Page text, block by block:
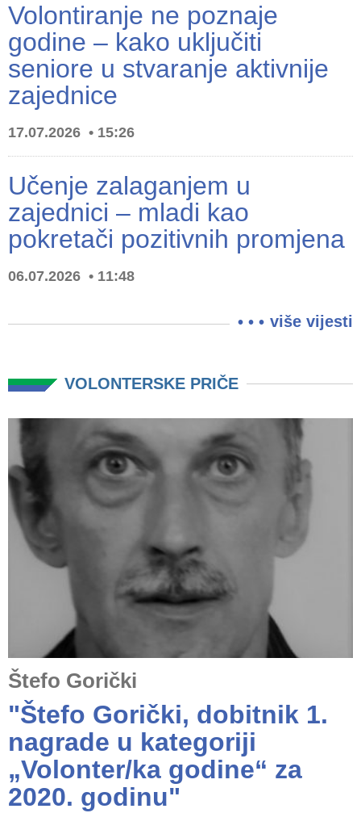
Volontiranje ne poznaje
godine – kako uključiti
seniore u stvaranje aktivnije
zajednice
17.07.2026 15:26
Učenje zalaganjem u
zajednici – mladi kao
pokretači pozitivnih promjena
06.07.2026 11:48
više vijesti
VOLONTERSKE PRIČE
Štefo Gorički
"Štefo Gorički, dobitnik 1.
nagrade u kategoriji
„Volonter/ka godine“ za
2020. godinu"